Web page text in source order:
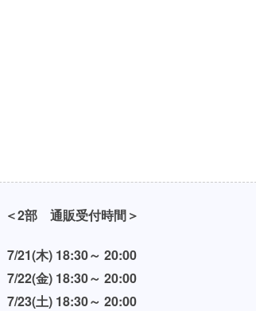
＜2部 通販受付時間＞
7/21(木) 18:30～ 20:00
7/22(金) 18:30～ 20:00
7/23(土) 18:30～ 20:00